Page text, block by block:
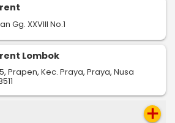
Gg. XXVIII No.1
Lombok
Prapen, Kec. Praya, Praya, Nusa
add